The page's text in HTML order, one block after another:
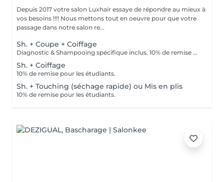
Depuis 2017 votre salon Luxhair essaye de répondre au mieux à
vos besoins !!!! Nous mettons tout en oeuvre pour que votre
passage dans notre salon re...
Sh. + Coupe + Coiffage
Diagnostic & Shampooing spécifique inclus. 10% de remise pour les étudiants (surr présentation d'un justificatif).
Sh. + Coiffage
10% de remise pour les étudiants.
Sh. + Touching (séchage rapide) ou Mis en plis
10% de remise pour les étudiants.